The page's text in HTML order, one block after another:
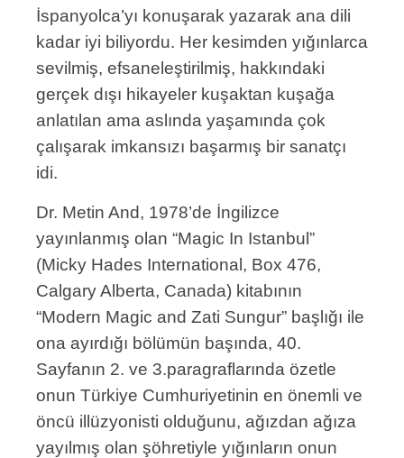
İspanyolca’yı konuşarak yazarak ana dili
kadar iyi biliyordu. Her kesimden yığınlarca
sevilmiş, efsaneleştirilmiş, hakkındaki
gerçek dışı hikayeler kuşaktan kuşağa
anlatılan ama aslında yaşamında çok
çalışarak imkansızı başarmış bir sanatçı
idi.
Dr. Metin And, 1978’de İngilizce
yayınlanmış olan “Magic In Istanbul”
(Micky Hades International, Box 476,
Calgary Alberta, Canada) kitabının
“Modern Magic and Zati Sungur” başlığı ile
ona ayırdığı bölümün başında, 40.
Sayfanın 2. ve 3.paragraflarında özetle
onun Türkiye Cumhuriyetinin en önemli ve
öncü illüzyonisti olduğunu, ağızdan ağıza
yayılmış olan şöhretiyle yığınların onun